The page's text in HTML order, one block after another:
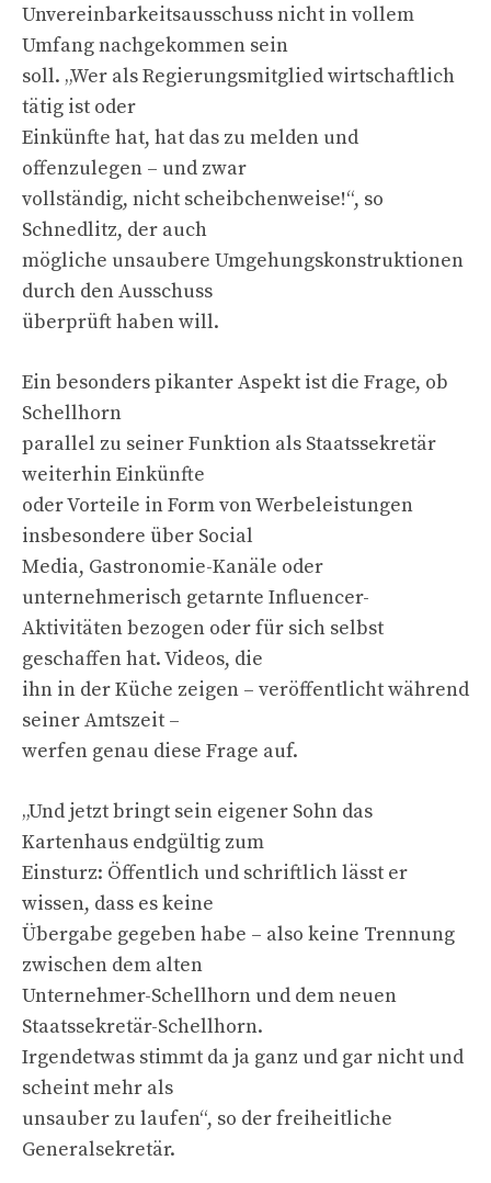
Unvereinbarkeitsausschuss nicht in vollem
Umfang nachgekommen sein
soll. „Wer als Regierungsmitglied wirtschaftlich
tätig ist oder
Einkünfte hat, hat das zu melden und
offenzulegen – und zwar
vollständig, nicht scheibchenweise!“, so
Schnedlitz, der auch
mögliche unsaubere Umgehungskonstruktionen
durch den Ausschuss
überprüft haben will.
Ein besonders pikanter Aspekt ist die Frage, ob
Schellhorn
parallel zu seiner Funktion als Staatssekretär
weiterhin Einkünfte
oder Vorteile in Form von Werbeleistungen
insbesondere über Social
Media, Gastronomie-Kanäle oder
unternehmerisch getarnte Influencer-
Aktivitäten bezogen oder für sich selbst
geschaffen hat. Videos, die
ihn in der Küche zeigen – veröffentlicht während
seiner Amtszeit –
werfen genau diese Frage auf.
„Und jetzt bringt sein eigener Sohn das
Kartenhaus endgültig zum
Einsturz: Öffentlich und schriftlich lässt er
wissen, dass es keine
Übergabe gegeben habe – also keine Trennung
zwischen dem alten
Unternehmer-Schellhorn und dem neuen
Staatssekretär-Schellhorn.
Irgendetwas stimmt da ja ganz und gar nicht und
scheint mehr als
unsauber zu laufen“, so der freiheitliche
Generalsekretär.